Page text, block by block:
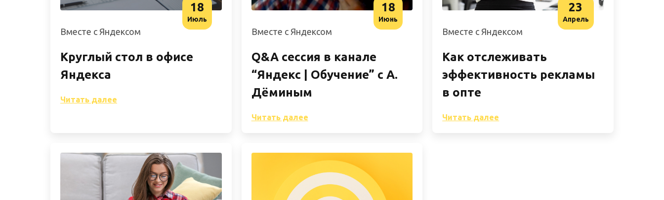
Вместе с Яндексом
Круглый стол в офисе
Яндекса
Читать далее
18
Июль
Вместе с Яндексом
Q&A сессия в канале
“Яндекс | Обучение” с А.
Дёминым
Читать далее
18
Июнь
Вместе с Яндексом
Как отслеживать
эффективность рекламы
в опте
Читать далее
23
Апрель